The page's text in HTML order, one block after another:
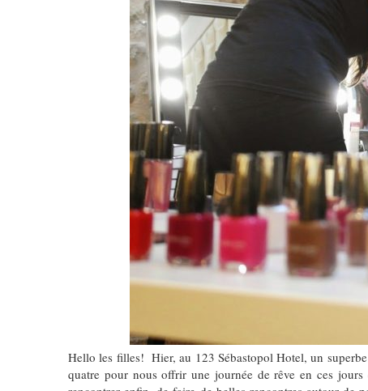
Hello les filles! Hier, au 123 Sébastopol Hotel, un superbe
quatre pour nous offrir une journée de rêve en ces